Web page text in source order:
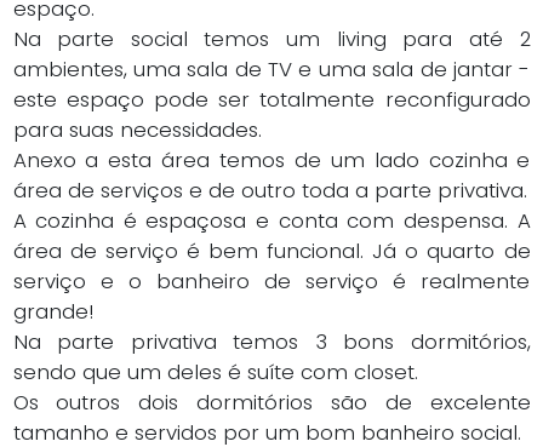
espaço.
Na parte social temos um living para até 2
ambientes, uma sala de TV e uma sala de jantar -
este espaço pode ser totalmente reconfigurado
para suas necessidades.
Anexo a esta área temos de um lado cozinha e
área de serviços e de outro toda a parte privativa.
A cozinha é espaçosa e conta com despensa. A
área de serviço é bem funcional. Já o quarto de
serviço e o banheiro de serviço é realmente
grande!
Na parte privativa temos 3 bons dormitórios,
sendo que um deles é suíte com closet.
Os outros dois dormitórios são de excelente
tamanho e servidos por um bom banheiro social.